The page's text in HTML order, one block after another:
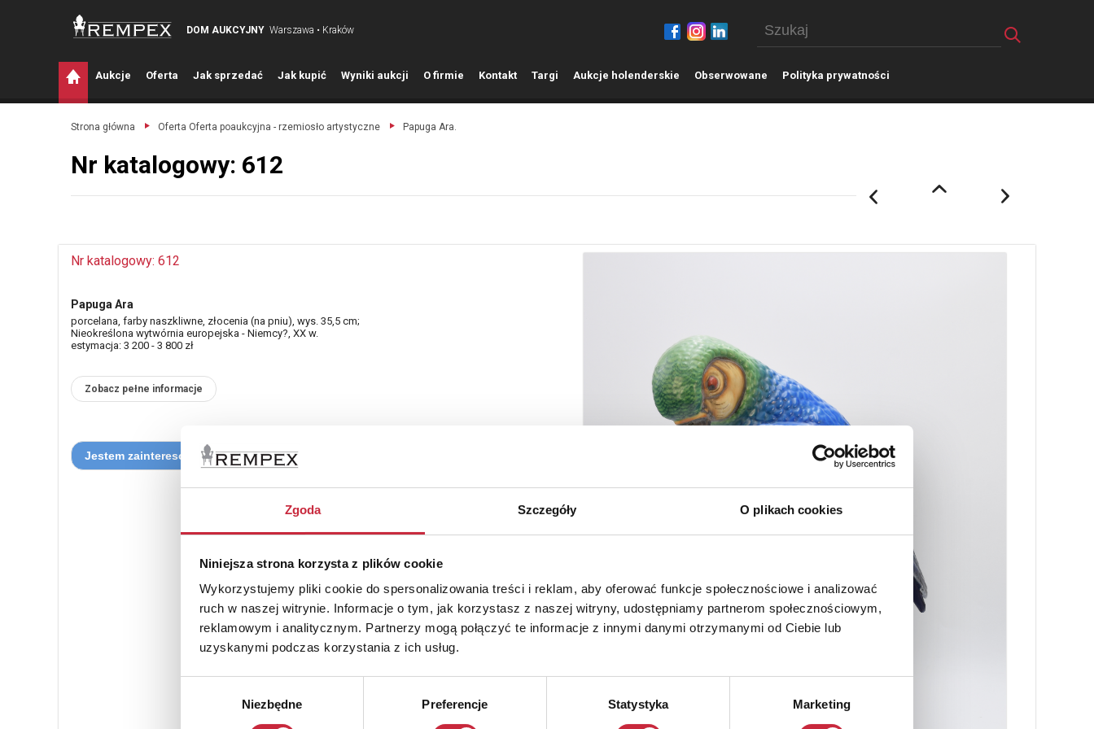
Zgoda Szczegóły O plikach cookies
Niniejsza strona korzysta z plików cookie
Wykorzystujemy pliki cookie do spersonalizowania treści i reklam, aby oferować funkcje społecznościowe i analizować
ruch w naszej witrynie. Informacje o tym, jak korzystasz z naszej witryny, udostępniamy partnerom społecznościowym,
reklamowym i analitycznym. Partnerzy mogą połączyć te informacje z innymi danymi otrzymanymi od Ciebie lub
uzyskanymi podczas korzystania z ich usług.
Niezbędne Preferencje Statystyka Marketing
DOM AUKCYJNY Warszawa • Kraków
Aukcje Oferta Jak sprzedać Jak kupić Wyniki aukcji O firmie Kontakt Targi Aukcje holenderskie Obserwowane Polityka prywatności
Strona główna Oferta Oferta poaukcyjna - rzemiosło artystyczne Papuga Ara.
Nr katalogowy: 612
Nr katalogowy: 612
Papuga Ara
porcelana, farby naszkliwne, złocenia (na pniu), wys. 35,5 cm;
Nieokreślona wytwórnia europejska - Niemcy?, XX w.
estymacja: 3 200 - 3 800 zł
Zobacz pełne informacje